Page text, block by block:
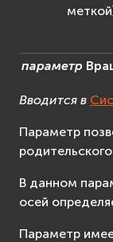
параметр
Вводится в
Параметр
В данном
осей
Параметр